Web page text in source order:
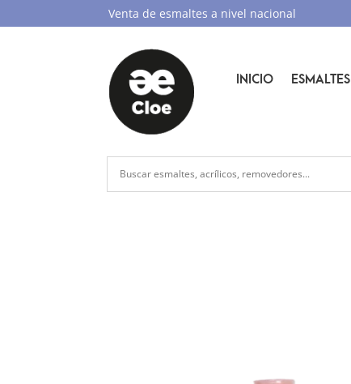
Venta de esmaltes a nivel nacional
INICIO ESMALTES